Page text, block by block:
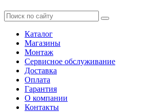
Каталог
Магазины
Монтаж
Сервисное обслуживание
Доставка
Оплата
Гарантия
О компании
Контакты